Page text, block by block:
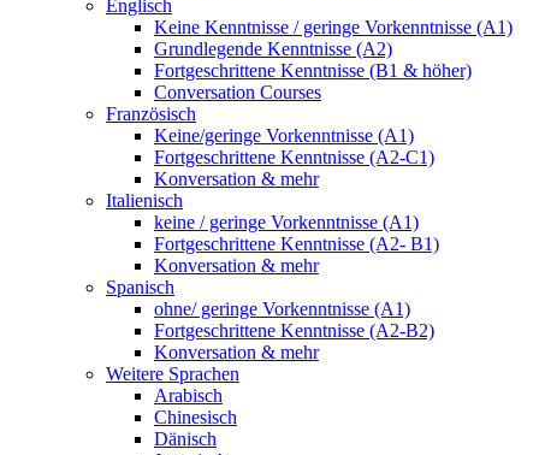
Englisch
Keine Kenntnisse / geringe Vorkenntnisse (A1)
Grundlegende Kenntnisse (A2)
Fortgeschrittene Kenntnisse (B1 & höher)
Conversation Courses
Französisch
Keine/geringe Vorkenntnisse (A1)
Fortgeschrittene Kenntnisse (A2-C1)
Konversation & mehr
Italienisch
keine / geringe Vorkenntnisse (A1)
Fortgeschrittene Kenntnisse (A2- B1)
Konversation & mehr
Spanisch
ohne/ geringe Vorkenntnisse (A1)
Fortgeschrittene Kenntnisse (A2-B2)
Konversation & mehr
Weitere Sprachen
Arabisch
Chinesisch
Dänisch